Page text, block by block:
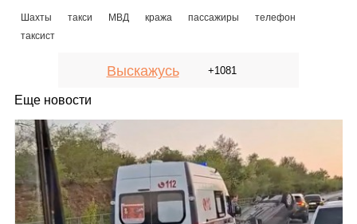
Шахты такси МВД кража пассажиры
телефон
таксист
Выскажусь +1081
Еще новости